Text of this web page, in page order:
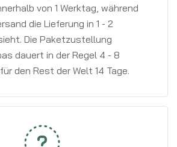
von 1 Werktag, während
die Lieferung in 1 - 2
Die Paketzustellung
dauert in der Regel 4 - 8
den Rest der Welt 14 Tage.